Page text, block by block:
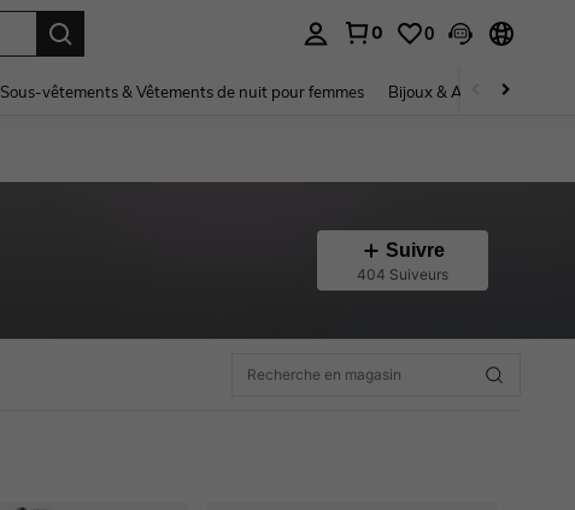
0 0
Sous-vêtements & Vêtements de nuit pour femmes Bijoux & Accessoires pour
Suivre
404 Suiveurs